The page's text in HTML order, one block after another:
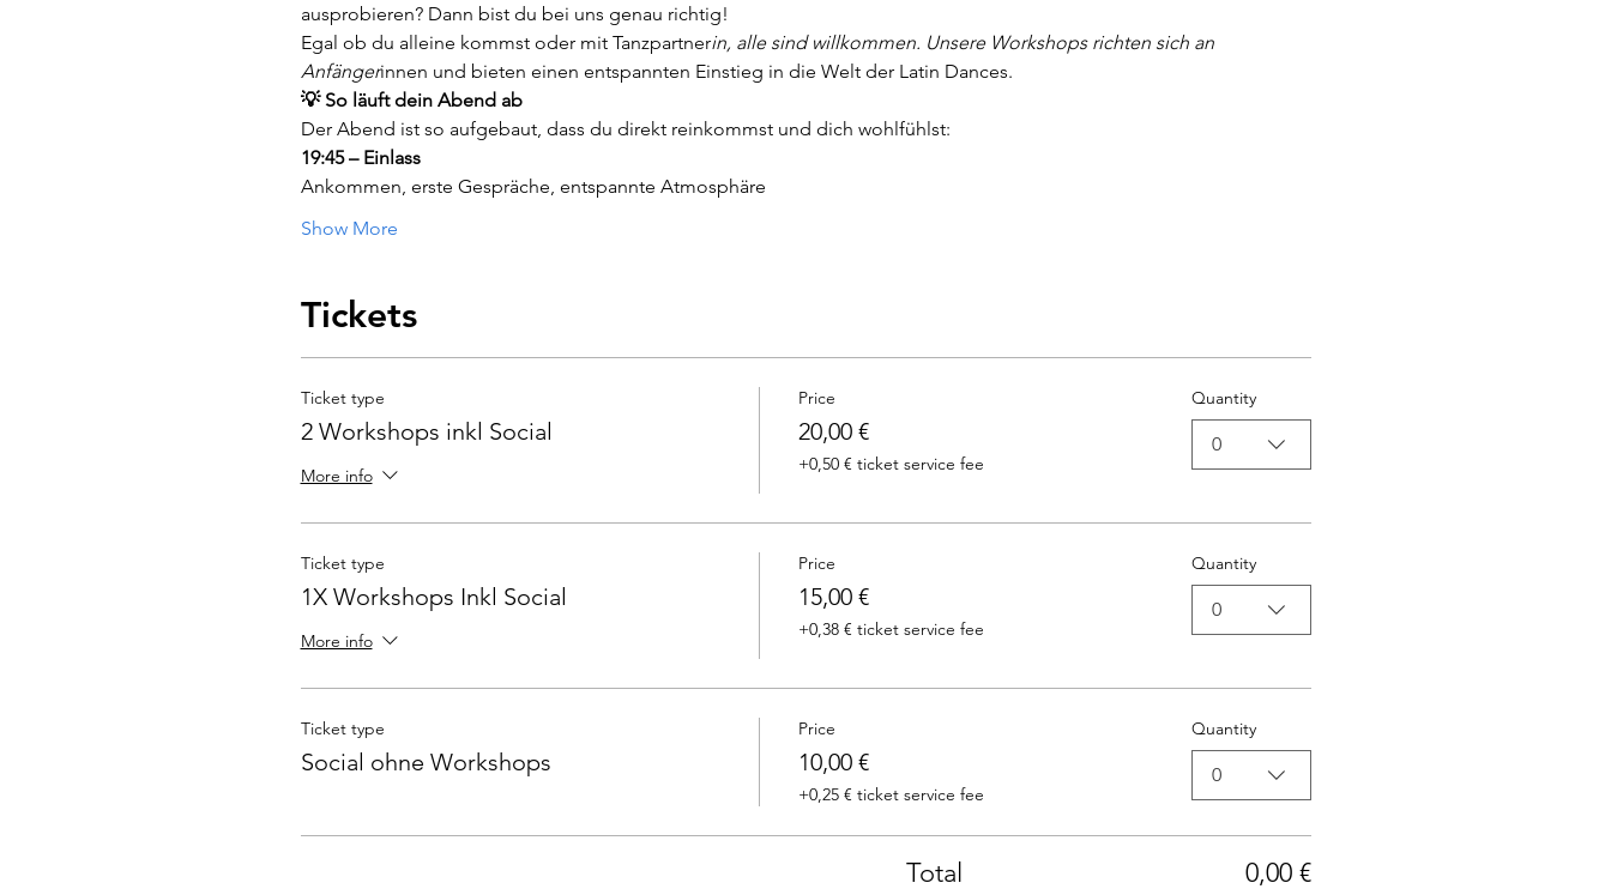
ausprobieren? Dann bist du bei uns genau richtig!
Egal ob du alleine kommst oder mit Tanzpartnerin, alle sind willkommen. Unsere Workshops richten sich an
Anfängerinnen und bieten einen entspannten Einstieg in die Welt der Latin Dances.
💡 So läuft dein Abend ab
Der Abend ist so aufgebaut, dass du direkt reinkommst und dich wohlfühlst:
19:45 – Einlass
Ankommen, erste Gespräche, entspannte Atmosphäre
Show More
Tickets
Ticket type
2 Workshops inkl Social
More info
Price
20,00 €
+0,50 € ticket service fee
Quantity
0
Ticket type
1X Workshops Inkl Social
More info
Price
15,00 €
+0,38 € ticket service fee
Quantity
0
Ticket type
Social ohne Workshops
Price
10,00 €
+0,25 € ticket service fee
Quantity
0
Total 0,00 €